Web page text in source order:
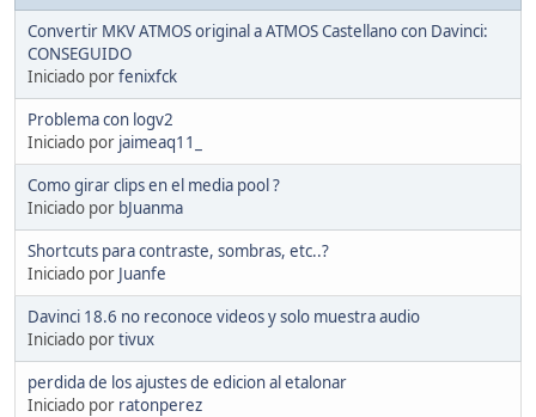
Convertir MKV ATMOS original a ATMOS Castellano con Davinci:
CONSEGUIDO
Iniciado porfenixfck
Problema con logv2
Iniciado por jaimeaq11_
Como girar clips en el media pool ?
Iniciado por bJuanma
Shortcuts para contraste, sombras, etc..?
Iniciado por Juanfe
Davinci 18.6 no reconoce videos y solo muestra audio
Iniciado portivux
perdida de los ajustes de edicion al etalonar
Iniciado por ratonperez